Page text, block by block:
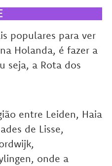
populares para ver
Holanda, é fazer a
seja, a Rota dos
entre Leiden, Haia
de Lisse,
onde a